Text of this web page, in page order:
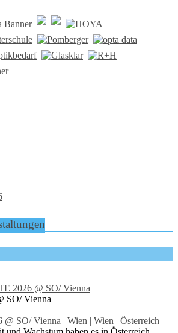
2026 @ SO/ Vienna
SO/ Vienna